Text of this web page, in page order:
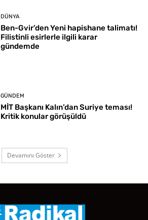
DÜNYA
Ben-Gvir’den Yeni hapishane talimatı!
Filistinli esirlerle ilgili karar
gündemde
GÜNDEM
MİT Başkanı Kalın’dan Suriye teması!
Kritik konular görüşüldü
Devamını Göster